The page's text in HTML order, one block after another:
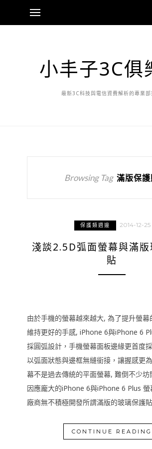
小丰子3C俱
最新3C科技與電信資費解析的專業部
Browsing Tag 滿版保
保護類週邊 2014-12-25
淺談2.5D弧面螢幕與滿
貼
由於手機的螢幕越來越大, 為了提升螢幕
維持更好的手感, iPhone 6與iPhone 6
採圓弧設計，手機螢幕面板邊緣更首度
以弧面狀態與邊框無縫銜接，讓握感更
幕不是過去傳統的平面螢幕, 難倒不少坊
因應龐大的iPhone 6與iPhone 6 Plus 螢
廠商無不積極開發所謂滿版的玻璃保護
CONTINUE READING